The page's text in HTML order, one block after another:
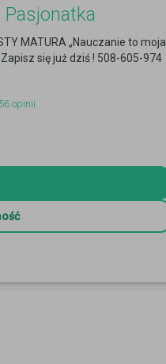
Pasjonatka
MATURA „Nauczanie to moja
się już dziś ! 508-605-974
opinii